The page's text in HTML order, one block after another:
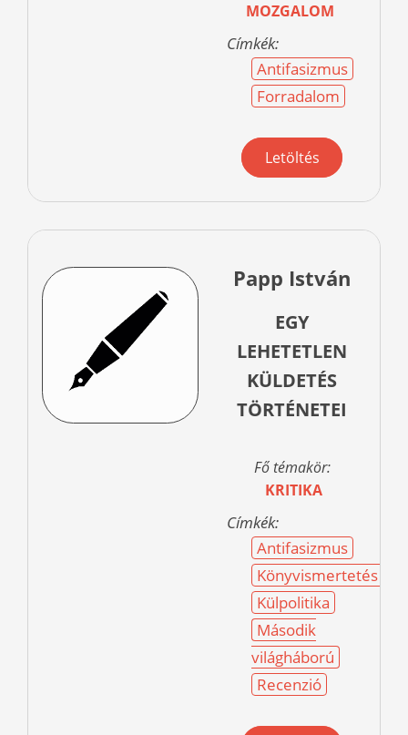
MOZGALOM
Címkék:
Antifasizmus
Forradalom
Letöltés
Papp István
EGY
LEHETETLEN
KÜLDETÉS
TÖRTÉNETEI
Fő témakör:
KRITIKA
Címkék:
Antifasizmus
Könyvismertetés
Külpolitika
Második
világháború
Recenzió